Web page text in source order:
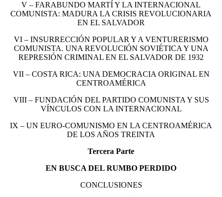
V – FARABUNDO MARTÍ Y LA INTERNACIONAL
COMUNISTA: MADURA LA CRISIS REVOLUCIONARIA
EN EL SALVADOR
VI – INSURRECCIÓN POPULAR Y A VENTURERISMO
COMUNISTA. UNA REVOLUCIÓN SOVIÉTICA Y UNA
REPRESIÓN CRIMINAL EN EL SALVADOR DE 1932
VII – COSTA RICA: UNA DEMOCRACIA ORIGINAL EN
CENTROAMÉRICA
VIII – FUNDACIÓN DEL PARTIDO COMUNISTA Y SUS
VÍNCULOS CON LA INTERNACIONAL
IX – UN EURO-COMUNISMO EN LA CENTROAMÉRICA
DE LOS AÑOS TREINTA
Tercera Parte
EN BUSCA DEL RUMBO PERDIDO
CONCLUSIONES